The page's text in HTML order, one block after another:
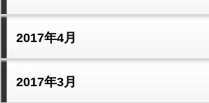
2017年4月
2017年3月